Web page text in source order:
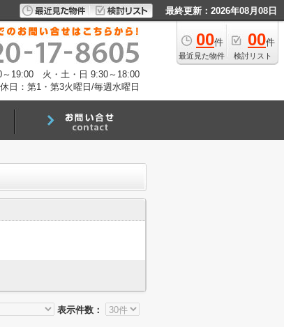
最終更新：2026年08月08日
00件
最近見た物件
00件
検討リスト
～19:00 火・土・日 9:30～18:00
日：第1・第3火曜日/毎週水曜日
表示件数：